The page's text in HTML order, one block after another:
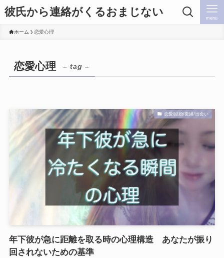
彼氏から連絡がくるおまじない menu
ホーム 恋愛心理
恋愛心理 – tag –
恋愛/結婚/復縁/出会い
年下彼が急に距離を取る時の心理構造 あなたが振り
回されないための基準